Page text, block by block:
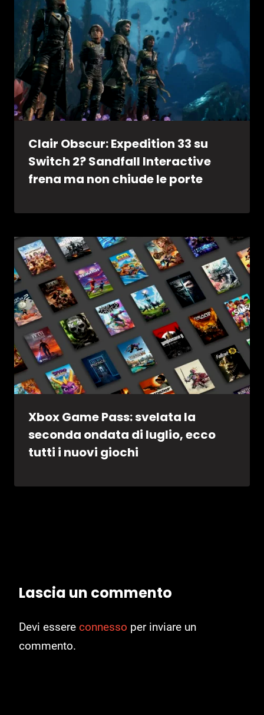
Clair Obscur: Expedition 33 su
Switch 2? Sandfall Interactive
frena ma non chiude le porte
Xbox Game Pass: svelata la
seconda ondata di luglio, ecco
tutti i nuovi giochi
Lascia un commento
Devi essere connesso per inviare un
commento.